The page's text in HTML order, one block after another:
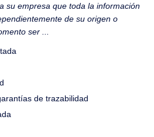
su empresa que toda la información
de su origen o
ser ...
de trazabilidad